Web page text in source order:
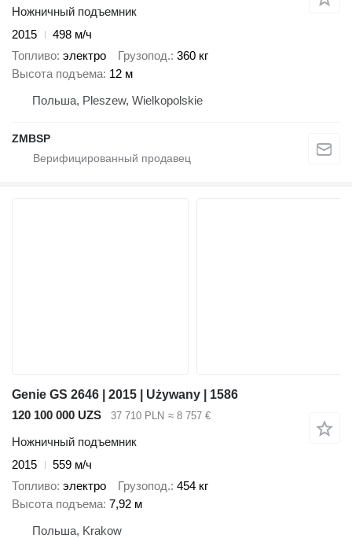
Ножничный подъемник
2015
498 м/ч
Топливо электро Грузопод. 360 кг
Высота подъема 12 м
Польша, Pleszew, Wielkopolskie
ZMBSP
Genie GS 2646 | 2015 | Używany | 1586
120 100 000 UZS
37 710 PLN ≈ 8 757 €
Ножничный подъемник
2015
559 м/ч
Топливо электро Грузопод. 454 кг
Высота подъема 7,92 м
Польша, Krakow